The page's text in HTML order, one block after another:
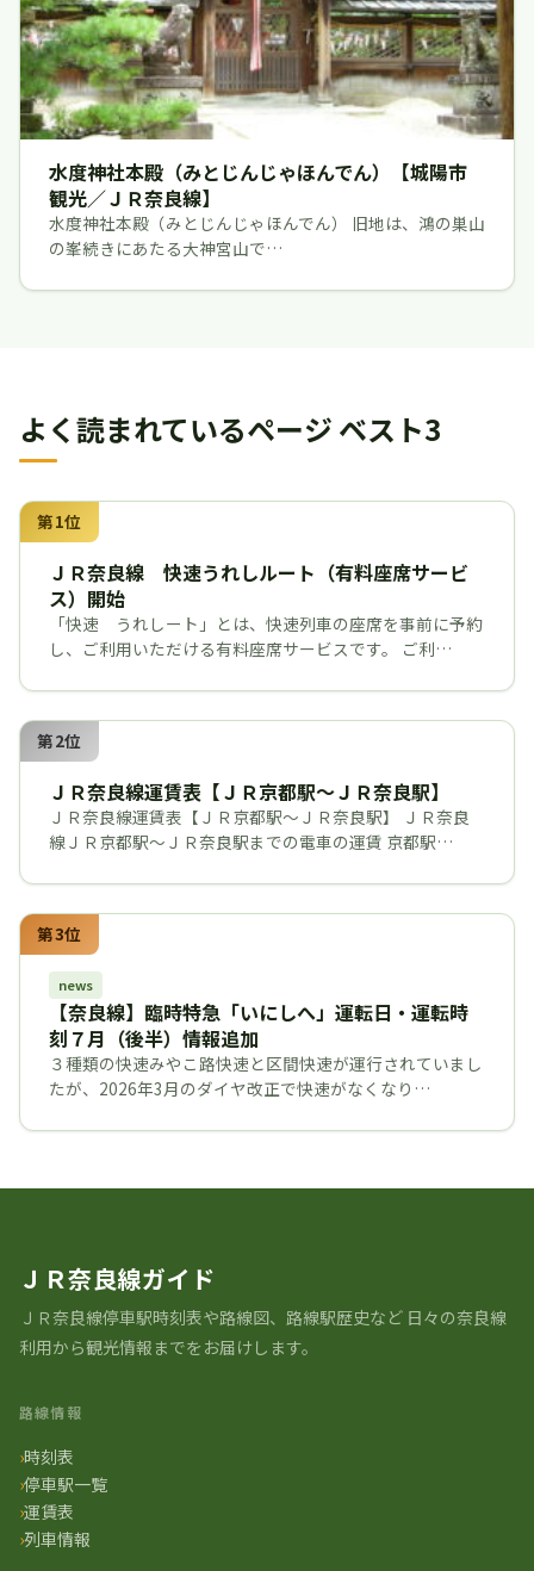
水度神社本殿（みとじんじゃほんでん）【城陽市
観光／ＪＲ奈良線】
水度神社本殿（みとじんじゃほんでん） 旧地は、鴻の巣山
の峯続きにあたる大神宮山で…
よく読まれているページ ベスト3
第1位
ＪＲ奈良線 快速うれしルート（有料座席サービ
ス）開始
「快速 うれしート」とは、快速列車の座席を事前に予約
し、ご利用いただける有料座席サービスです。 ご利…
第2位
ＪＲ奈良線運賃表【ＪＲ京都駅～ＪＲ奈良駅】
ＪＲ奈良線運賃表【ＪＲ京都駅～ＪＲ奈良駅】 ＪＲ奈良
線ＪＲ京都駅～ＪＲ奈良駅までの電車の運賃 京都駅…
第3位
news
【奈良線】臨時特急「いにしへ」運転日・運転時
刻７月（後半）情報追加
３種類の快速みやこ路快速と区間快速が運行されていまし
たが、2026年3月のダイヤ改正で快速がなくなり…
ＪＲ奈良線ガイド
ＪＲ奈良線停車駅時刻表や路線図、路線駅歴史など ⽇々の奈良線
利⽤から観光情報までをお届けします。
路線情報
時刻表
停車駅一覧
運賃表
列車情報